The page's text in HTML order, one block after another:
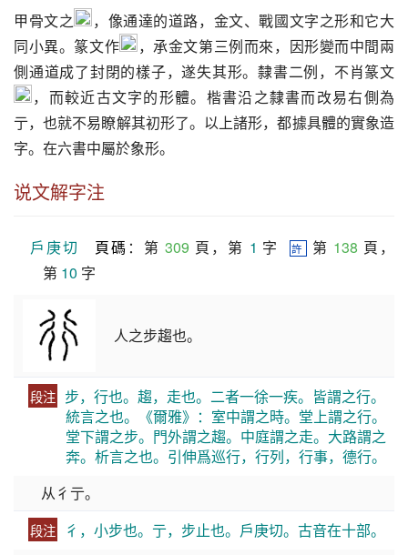
甲骨文之
，像通達的道路，金文、戰國文字之形和它大
同小異。篆文作
，承金文第三例而來，因形變而中間兩
側通道成了封閉的樣子，遂失其形。隸書二例，不肖篆文
，而較近古文字的形體。楷書沿之隸書而改易右側為
亍，也就不易瞭解其初形了。以上諸形，都據具體的實象造
字。在六書中屬於象形。
说文解字注
戶庚切 頁碼 ：第 309 頁，第 1 字 許 第 138 頁，
第 10 字
人之步趨也。
段注 步，行也。趨，走也。二者一徐一疾。皆謂之行。
統言之也。《爾雅》：室中謂之時。堂上謂之行。
堂下謂之步。門外謂之趨。中庭謂之走。大路謂之
奔。析言之也。引伸爲巡行，行列，行事，德行。
从彳亍。
段注
彳，小步也。亍，步止也。戶庚切。古音在十部。